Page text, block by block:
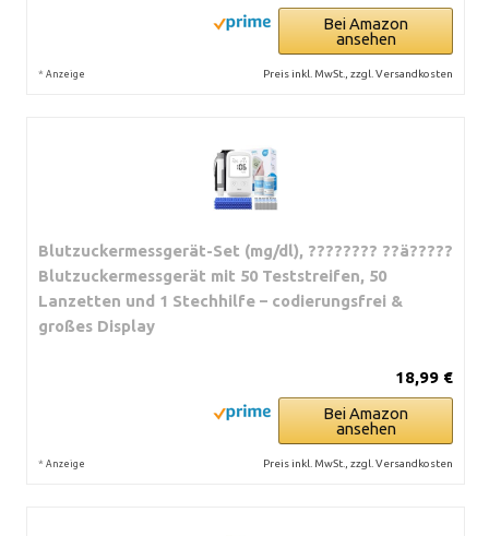
Bei Amazon
ansehen
* Anzeige Preis inkl. MwSt., zzgl. Versandkosten
Blutzuckermessgerät-Set (mg/dl), ???????? ??ä?????
Blutzuckermessgerät mit 50 Teststreifen, 50
Lanzetten und 1 Stechhilfe – codierungsfrei &
großes Display
18,99 €
Bei Amazon
ansehen
* Anzeige Preis inkl. MwSt., zzgl. Versandkosten